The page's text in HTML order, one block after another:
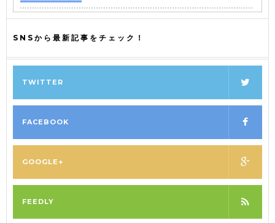
SNSから最新記事をチェック！
TWITTER
FACEBOOK
GOOGLE+
FEEDLY